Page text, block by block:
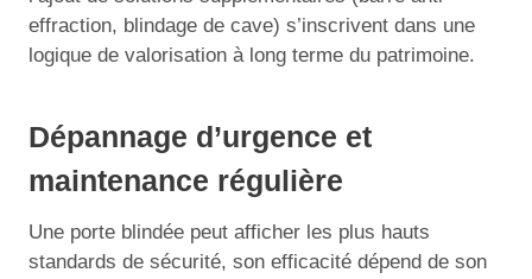
effraction, blindage de cave) s’inscrivent dans une
logique de valorisation à long terme du patrimoine.
Dépannage d’urgence et
maintenance régulière
Une porte blindée peut afficher les plus hauts
standards de sécurité, son efficacité dépend de son